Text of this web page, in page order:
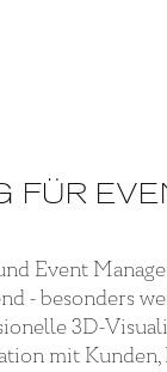
FÜR
Event
- besonders
3D-
mit